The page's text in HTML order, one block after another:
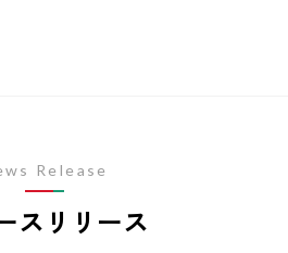
スリリース
Release